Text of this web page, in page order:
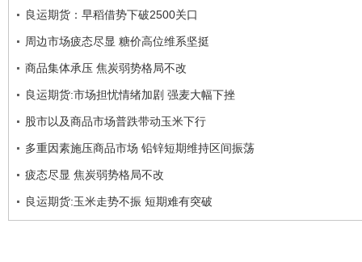
良运期货：早稻借势下破2500关口
周边市场疲态尽显 糖价高位维系坚挺
商品集体承压 焦炭弱势格局不改
良运期货:市场担忧情绪加剧 强麦大幅下挫
股市以及商品市场普跌带动玉米下行
多重因素施压商品市场 铅锌短期维持区间振荡
疲态尽显 焦炭弱势格局不改
良运期货:玉米走势不振 短期难有突破